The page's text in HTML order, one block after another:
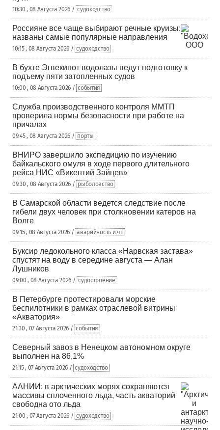
10:30 , 08 Августа 2026 / судоходство
Россияне все чаще выбирают речные круизы:
названы самые популярные направления
10:15 , 08 Августа 2026 / судоходство
В бухте Эгвекинот водолазы ведут подготовку к
подъему пяти затопленных судов
10:00 , 08 Августа 2026 / события
Служба производственного контроля ММТП
проверила нормы безопасности при работе на
причалах
09:45 , 08 Августа 2026 / порты
ВНИРО завершило экспедицию по изучению
байкальского омуля в ходе первого длительного
рейса НИС «Викентий Зайцев»
09:30 , 08 Августа 2026 / рыболовство
В Самарской области ведется следствие после
гибели двух человек при столкновении катеров на
Волге
09:15 , 08 Августа 2026 / аварийность и чп
Буксир ледокольного класса «Нарвская застава»
спустят на воду в середине августа — Алан
Лушников
09:00 , 08 Августа 2026 / судостроение
В Петербурге протестировали морские
беспилотники в рамках отраслевой витрины
«Акватория»
21:30 , 07 Августа 2026 / события
Северный завоз в Ненецком автономном округе
выполнен на 86,1%
21:15 , 07 Августа 2026 / судоходство
ААНИИ: в арктических морях сохраняются
массивы сплоченного льда, часть акваторий
свободна ото льда
21:00 , 07 Августа 2026 / судоходство